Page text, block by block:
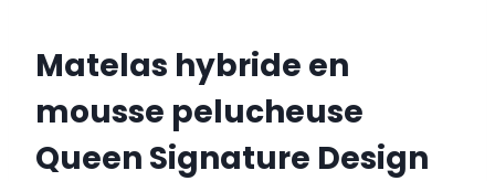
Matelas hybride en
mousse pelucheuse
Queen Signature Design